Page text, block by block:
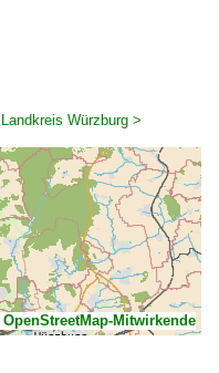
Würzburg >
OpenStreetMap-Mitwirkende